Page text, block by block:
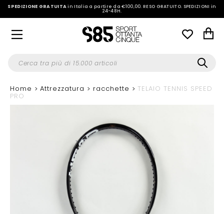
SPEDIZIONE GRATUITAin Italia a partire da €100,00.RESO GRATUITO. SPEDIZIONI in
24-48H.
Home Attrezzatura racchette TELAIO TENNIS SPEED
PRO